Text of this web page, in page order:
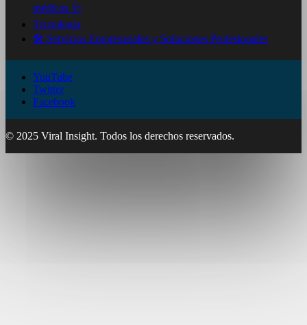
médicos 🩺
Tecnologia
🛠️ Servicios Empresariales y Soluciones Profesionales
YouTube
Twitter
Facebook
© 2025 Viral Insight. Todos los derechos reservados.